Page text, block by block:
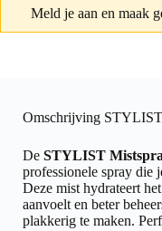
Meld je aan en maak
Omschrijving
De STYLIST
professionele spray die
Deze mist hydrateert
aanvoelt en beter
plakkerig te maken.